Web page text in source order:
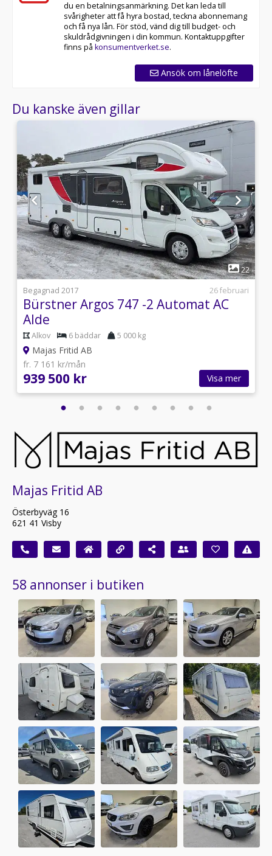
du en betalningsanmärkning. Det kan leda till
svårigheter att få hyra bostad, teckna abonnemang
och få nya lån. För stöd, vänd dig till budget- och
skuldrådgivningen i din kommun. Kontaktuppgifter
finns på konsumentverket.se.
Ansök om lånelöfte
Du kanske även gillar
1
22
Begagnad 2017
26 februari
Bürstner Argos 747 -2 Automat AC
Alde
Alkov 6 bäddar 5 000 kg
Majas Fritid AB
fr. 7 161 kr/mån
939 500 kr Visa mer
Majas Fritid AB
Österbyväg 16
621 41 Visby
58 annonser i butiken